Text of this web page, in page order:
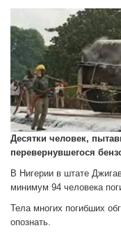
Десятки человек,
перевернувшегося
В Нигерии в штате
минимум 94 человека
Тела многих погибших
опознать.